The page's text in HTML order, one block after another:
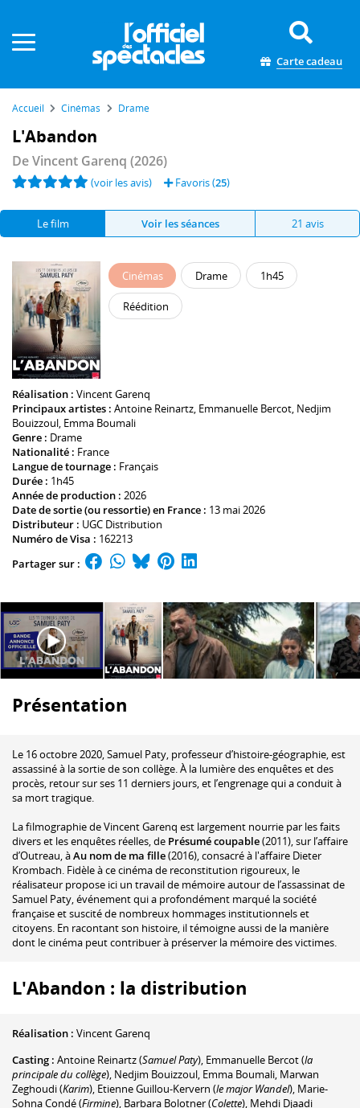
Carte cadeau
Accueil Cinémas Drame
L'Abandon
DeVincent Garenq (2026)
(voir les avis) Favoris (25)
Le film Voir les séances 21 avis
Cinémas Drame 1h45
Réédition
Réalisation : Vincent Garenq
Principaux artistes : Antoine Reinartz, Emmanuelle Bercot, Nedjim
Bouizzoul, Emma Boumali
Genre : Drame
Nationalité : France
Langue de tournage : Français
Durée : 1h45
Année de production : 2026
Date de sortie (ou ressortie) en France : 13 mai 2026
Distributeur : UGC Distribution
Numéro de Visa : 162213
Partager sur :
Présentation
Le 16 octobre 2020, Samuel Paty, professeur d’histoire-géographie, est
assassiné à la sortie de son collège. À la lumière des enquêtes et des
procès, retour sur ses 11 derniers jours, et l’engrenage qui a conduit à
sa mort tragique.
La filmographie de Vincent Garenq est largement nourrie par les faits
divers et les enquêtes réelles, de Présumé coupable(2011), sur l’affaire
d’Outreau, àAu nom de ma fille(2016), consacré à l'affaire Dieter
Krombach. Fidèle à ce cinéma de reconstitution rigoureux, le
réalisateur propose ici un travail de mémoire autour de l’assassinat de
Samuel Paty, événement qui a profondément marqué la société
française et suscité de nombreux hommages institutionnels et
citoyens. En racontant son histoire, il témoigne aussi de la manière
dont le cinéma peut contribuer à préserver la mémoire des victimes.
L'Abandon : la distribution
Réalisation : Vincent Garenq
Casting : Antoine Reinartz(Samuel Paty), Emmanuelle Bercot(la
principale du collège), Nedjim Bouizzoul, Emma Boumali, Marwan
Zeghoudi(Karim), Etienne Guillou-Kervern (le major Wandel), Marie-
Sohna Condé(Firmine), Barbara Bolotner(Colette), Mehdi Djaadi